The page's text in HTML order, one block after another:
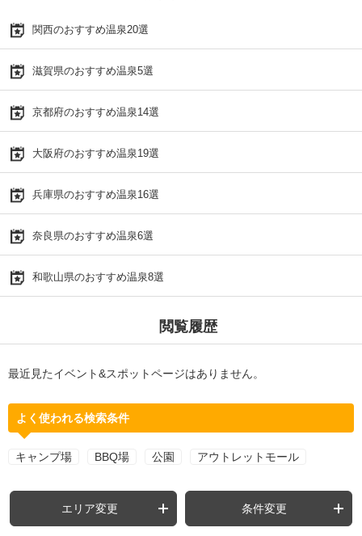
関西のおすすめ温泉20選
滋賀県のおすすめ温泉5選
京都府のおすすめ温泉14選
大阪府のおすすめ温泉19選
兵庫県のおすすめ温泉16選
奈良県のおすすめ温泉6選
和歌山県のおすすめ温泉8選
閲覧履歴
最近見たイベント&スポットページはありません。
よく使われる検索条件
キャンプ場 BBQ場 公園 アウトレットモール
エリア変更 条件変更